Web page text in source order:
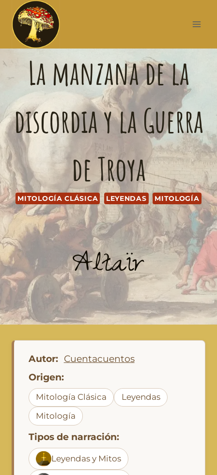
La manzana de la
discordia y la Guerra
de Troya
MITOLOGÍA CLÁSICA LEYENDAS MITOLOGÍA
Altaïr
Autor: Cuentacuentos
Origen:
Mitología Clásica
Leyendas
Mitología
Tipos de narración:
Leyendas y Mitos